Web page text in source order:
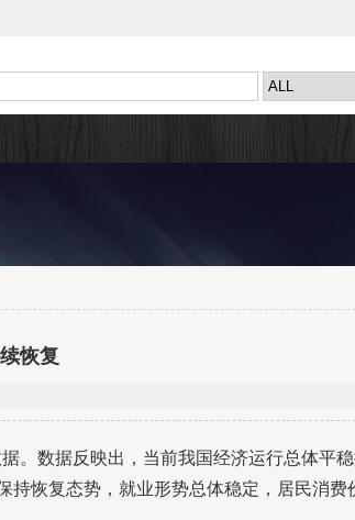
恢复
。数据反映出，当前我国经济运行总体平
恢复态势，就业形势总体稳定，居民消费